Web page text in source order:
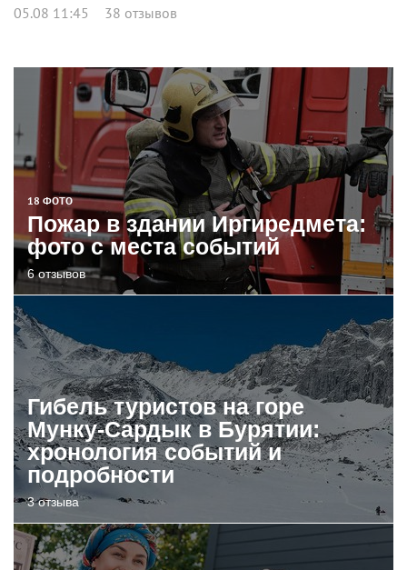
05.08 11:45 38 отзывов
18 ФОТО
Пожар в здании Иргиредмета:
фото с места событий
6 отзывов
Гибель туристов на горе
Мунку-Сардык в Бурятии:
хронология событий и
подробности
3 отзыва